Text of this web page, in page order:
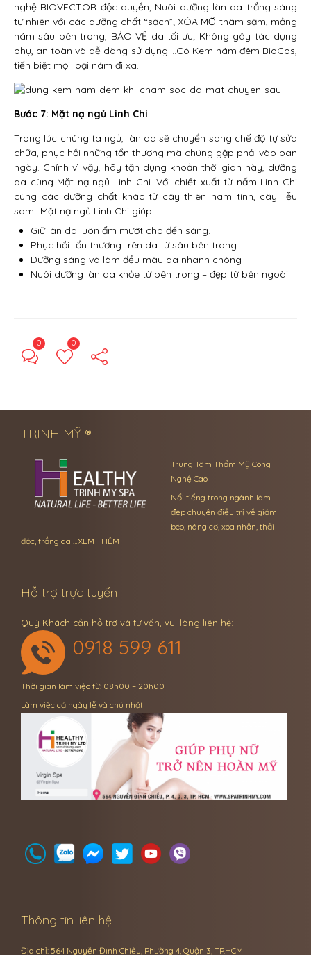
nghệ BIOVECTOR độc quyền; Nuôi dưỡng làn da trắng sáng
tự nhiên với các dưỡng chất “sạch”; XÓA MỜ thâm sạm, mảng
nám sâu bên trong, BẢO VỆ da tối ưu; Không gây tác dụng
phụ, an toàn và dễ dàng sử dụng….Có Kem nám đêm BioCos,
tiến biệt mọi loại nám đi xa.
Bước 7: Mặt nạ ngủ Linh Chi
Trong lúc chúng ta ngủ, làn da sẽ chuyển sang chế độ tự sửa
chữa, phục hồi những tổn thương mà chúng gặp phải vào ban
ngày. Chính vì vậy, hãy tận dụng khoản thời gian này, dưỡng
da cùng Mặt nạ ngủ Linh Chi. Với chiết xuất từ nấm Linh Chi
cùng các dưỡng chất khác từ cây thiên nam tính, cây liễu
sam…Mặt nạ ngủ Linh Chi giúp:
Giữ làn da luôn ẩm mượt cho đến sáng.
Phục hồi tổn thương trên da từ sâu bên trong
Dưỡng sáng và làm đều màu da nhanh chóng
Nuôi dưỡng làn da khỏe từ bên trong – đẹp từ bên ngoài.
0 0
TRINH MỸ ®
Trung Tâm Thẩm Mỹ Công
Nghệ Cao
Nổi tiếng trong ngành làm
đẹp chuyên điều trị về giảm
béo, nâng cơ, xóa nhăn, thải
độc, trắng da …XEM THÊM
Hỗ trợ trực tuyến
Quý Khách cần hỗ trợ và tư vấn, vui lòng liên hệ:
0918 599 611
Thời gian làm việc từ: 08h00 – 20h00
Làm việc cả ngày lễ và chủ nhật
Thông tin liên hệ
Địa chỉ: 564 Nguyễn Đình Chiểu, Phường 4, Quận 3, TP.HCM